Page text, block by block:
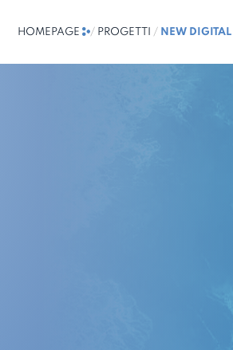
HOMEPAGE / PROGETTI / NEW DIGITAL